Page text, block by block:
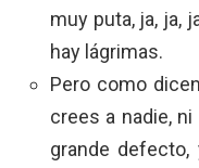
muy puta, ja, ja,
hay lágrimas.
Pero como
crees a nadie,
grande